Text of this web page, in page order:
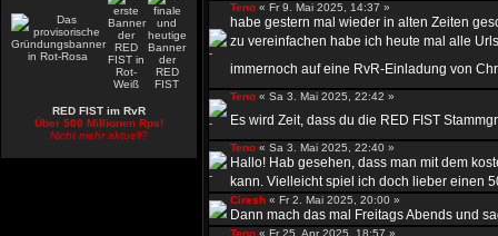
RED FIST im RvR
Über 500 Millionen Rps!
Nicht mehr aktuell?
Teno « Fr 9. Mai 2025, 14:37 »
habe gestern mal wieder in alten Zeiten
zu vereinfachen habe ich heute mal alle
immernoch auf eine RvR-Einladung von
Teno « Sa 3. Mai 2025, 22:42 »
Es wird Zeit, dass du die RED FIST
Teno « Sa 3. Mai 2025, 22:40 »
Hallo! Hab gesehen, dass man mit dem
kann. Vielleicht spiel ich doch lieber einen
Ciresh « Fr 2. Mai 2025, 20:00 »
Dann mach das mal Freitags Abends und
Teno « Fr 25. Apr 2025, 18:57 »